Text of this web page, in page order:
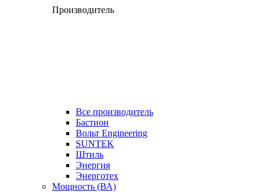
Производитель
Все производитель
Бастион
Вольт Engineering
SUNTEK
Штиль
Энергия
Энерготех
Мощность (ВА)